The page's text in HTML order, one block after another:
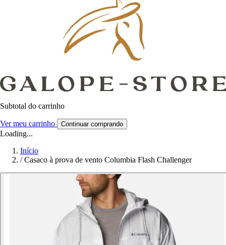
Subtotal do carrinho
Ver meu carrinho Continuar comprando
Loading...
Início
/ Casaco à prova de vento Columbia Flash Challenger